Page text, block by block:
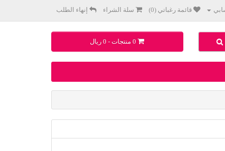
قائمة رغباتي (0) سلة الشراء إنهاء الطلب
0 منتجات - 0 ريال